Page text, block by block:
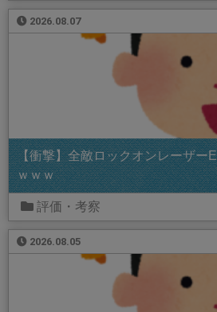
2026.08.07
【衝撃】全敵ロックオンレーザー
ｗｗｗ
評価・考察
2026.08.05